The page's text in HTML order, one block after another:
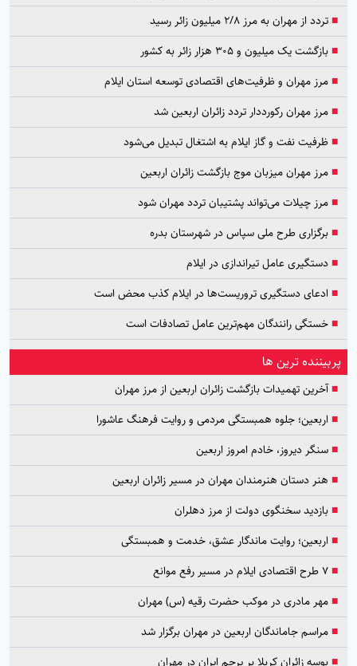
■تردد از مهران به مرز ۲/۸ میلیون زائر رسید
■بازگشت یک میلیون و ۳۰۵ هزار زائر به کشور
■مرز مهران و ظرفیت‌های اقتصادی توسعه استان ایلام
■مرز مهران رکورددار تردد زائران اربعین شد
■ظرفیت نفت و گاز ایلام به اشتغال تبدیل می‌شود
■مرز مهران میزبان موج بازگشت زائران اربعین
■مرز چیلات می‌تواند پشتیبان تردد مهران شود
■برگزاری طرح ملی سپاس در شهرستان بدره
■دستگیری عامل تیراندازی در ایلام
■ ادعای دستگیری تروریست‌ها در ایلام کذب محض است
■خستگی رانندگان مهم‌ترین عامل تصادفات است
پربیننده ترین ها
■آخرین تهمیدات بازگشت زائران اربعین از مرز مهران
■ اربعین؛ جلوه همبستگی مردمی و روایت فرهنگ عاشورا
■سنگر دیروز، خادم امروز اربعین
■ هنر دستان هنرمندان مهران در مسیر زائران اربعین
■بازدید سخنگوی دولت از مرز دهلران
■ اربعین؛ روایت ماندگار عشق، خدمت و همبستگی
■۷ طرح اقتصادی ایلام در مسیر رفع موانع
■مهر مادری در موکب حضرت رقیه (س) مهران
■مراسم جاماندگان اربعین در مهران برگزار شد
■بوسه زائران کربلا بر پرچم ایران در مهران